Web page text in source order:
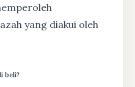
yang diakui oleh
beli?